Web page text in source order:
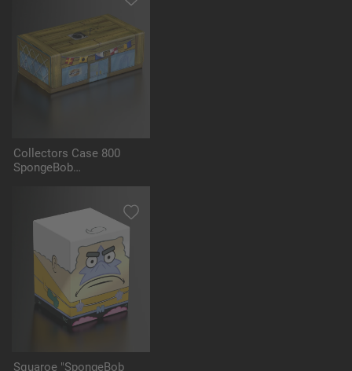
Collectors Case 800
SpongeBob
Squaroe "SpongeBob